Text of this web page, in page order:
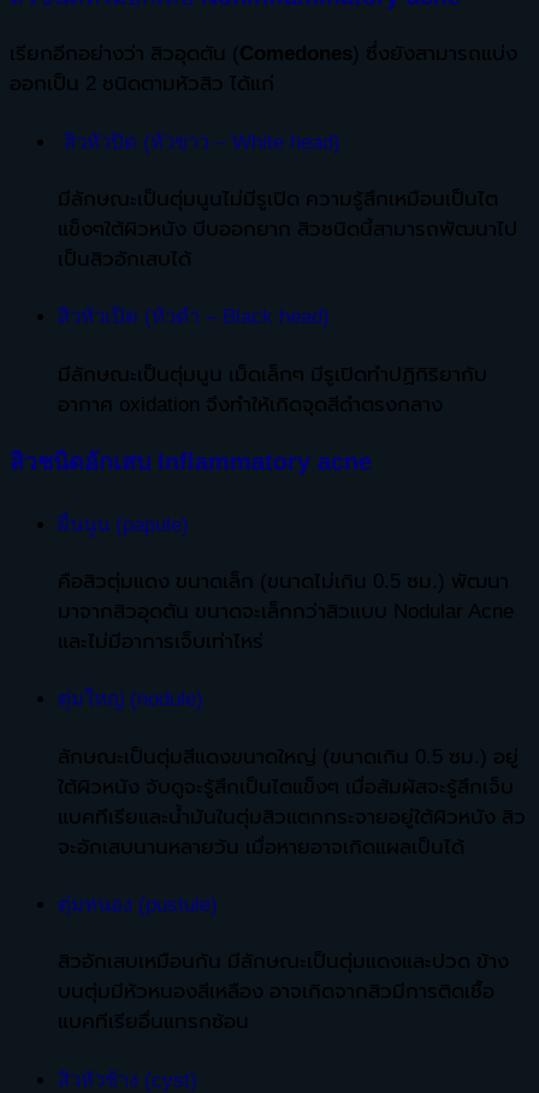
เรียกอีกอย่างว่า สิวอุดตัน (Comedones) ซึ่งยังสามารถแบ่ง
ออกเป็น 2 ชนิดตามหัวสิว ได้แก่
สิวหัวปิด (หัวขาว – White head)
มีลักษณะเป็นตุ่มนูนไม่มีรูเปิด ความรู้สึกเหมือนเป็นไต
แข็งๆใต้ผิวหนัง บีบออกยาก สิวชนิดนี้สามารถพัฒนาไป
เป็นสิวอักเสบได้
สิวหัวเปิด (หัวดำ – Black head)
มีลักษณะเป็นตุ่มนูน เม็ดเล็กๆ มีรูเปิดทำปฏิกิริยากับ
อากาศ oxidation จึงทำให้เกิดจุดสีดำตรงกลาง
สิวชนิดอักเสบ Inflammatory acne
ผื่นนูน (papule)
คือสิวตุ่มแดง ขนาดเล็ก (ขนาดไม่เกิน 0.5 ซม.) พัฒนา
มาจากสิวอุดตัน ขนาดจะเล็กกว่าสิวแบบ Nodular Acne
และไม่มีอาการเจ็บเท่าไหร่
ตุ่มใหญ่ (nodule)
ลักษณะเป็นตุ่มสีแดงขนาดใหญ่ (ขนาดเกิน 0.5 ซม.) อยู่
ใต้ผิวหนัง จับดูจะรู้สึกเป็นไตแข็งๆ เมื่อสัมผัสจะรู้สึกเจ็บ
แบคทีเรียและน้ำมันในตุ่มสิวแตกกระจายอยู่ใต้ผิวหนัง สิว
จะอักเสบนานหลายวัน เมื่อหายอาจเกิดแผลเป็นได้
ตุ่มหนอง (pustule)
สิวอักเสบเหมือนกัน มีลักษณะเป็นตุ่มแดงและปวด ข้าง
บนตุ่มมีหัวหนองสีเหลือง อาจเกิดจากสิวมีการติดเชื้อ
แบคทีเรียอื่นแทรกซ้อน
สิวหัวช้าง (cyst)